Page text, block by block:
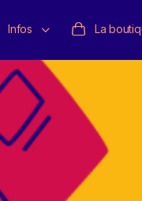
Infos La